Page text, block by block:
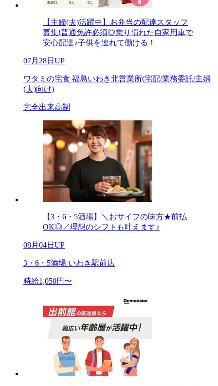
【主婦(夫)活躍中】お弁当の配達スタッフ
募集!普通免許必須◎乗り慣れた自家用車で
安心配達♪子供を連れて働ける！
07月28日UP
ワタミの宅食 福島いわき北営業所(宅配/業務委託/主婦
(夫)向け)
完全出来高制
【3・6・5酒場】＼おサイフの味方★前払
OK◎／理想のシフトも叶えます♪
08月04日UP
3・6・5酒場 いわき駅前店
時給1,050円〜